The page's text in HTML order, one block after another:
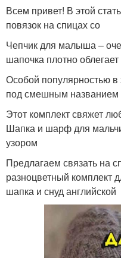
Всем привет! В этой
повязок на спицах со
Чепчик для малыша –
шапочка плотно
Особой популярностью в
под смешным названием
Этот комплект свяжет
Шапка и шарф для
узором
Предлагаем связать на
разноцветный комплект
шапка и снуд английской